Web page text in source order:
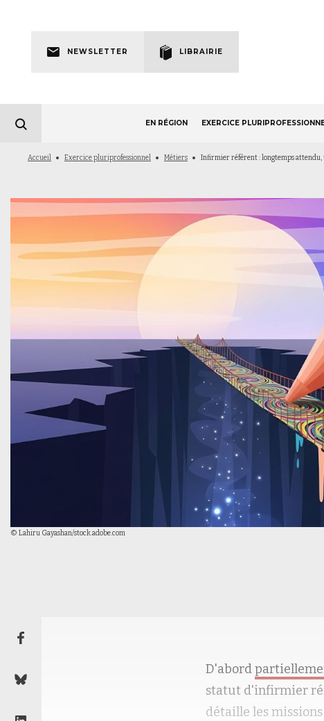
navigation
NEWSLETTER LIBRAIRIE
EN RÉGION EXERCICE
Fil
Accueil Exercice pluriprofessionnel Métiers Infirmier référent : longtemps attendu,
© Lahiru Gayashan/stock.adobe.com
D'abord
statut d'infirmier
détaille les